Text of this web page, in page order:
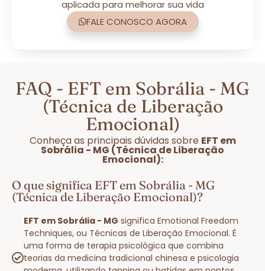
aplicada para melhorar sua vida
FALE CONOSCO AGORA
FAQ - EFT em Sobrália - MG
(Técnica de Liberação
Emocional)
Conheça as principais dúvidas sobre EFT em
Sobrália - MG (Técnica de Liberação
Emocional):
O que significa EFT em Sobrália - MG
(Técnica de Liberação Emocional)?
EFT em Sobrália - MG significa Emotional Freedom
Techniques, ou Técnicas de Liberação Emocional. É
uma forma de terapia psicológica que combina
teorias da medicina tradicional chinesa e psicologia